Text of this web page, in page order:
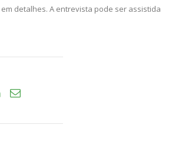
detalhes. A entrevista pode ser assistida